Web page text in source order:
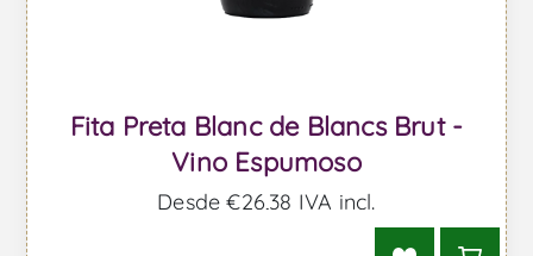
Fita Preta Blanc de Blancs Brut -
Vino Espumoso
Desde €26,38 IVA incl.